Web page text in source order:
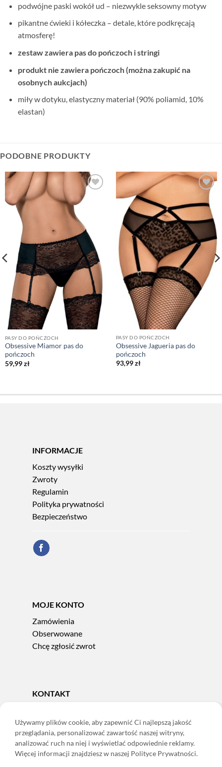
podwójne paski wokół ud – niezwykle seksowny motyw
pikantne ćwieki i kółeczka – detale, które podkręcają
atmosferę!
zestaw zawiera pas do pończoch i stringi
produkt nie zawiera pończoch (można zakupić na
osobnych aukcjach)
miły w dotyku, elastyczny materiał (90% poliamid, 10%
elastan)
PODOBNE PRODUKTY
PASY DO POŃCZOCH
Obsessive Miamor pas do
pończoch
59,99zł
PASY DO POŃCZOCH
Obsessive Jagueria pas do
pończoch
93,99zł
INFORMACJE
Koszty wysyłki
Zwroty
Regulamin
Polityka prywatności
Bezpieczeństwo
MOJE KONTO
Zamówienia
Obserwowane
Chcę zgłosić zwrot
KONTAKT
e-mail:sklep@adoris.pl
poniedziałek - piątek 8:00-16:00
Adoris Dorota Święcka
Używamy plików cookie, aby zapewnić Ci najlepszą jakość
przeglądania, personalizować zawartość naszej witryny,
analizować ruch na niej i wyświetlać odpowiednie reklamy.
Więcej informacji znajdziesz w naszej Polityce Prywatności.